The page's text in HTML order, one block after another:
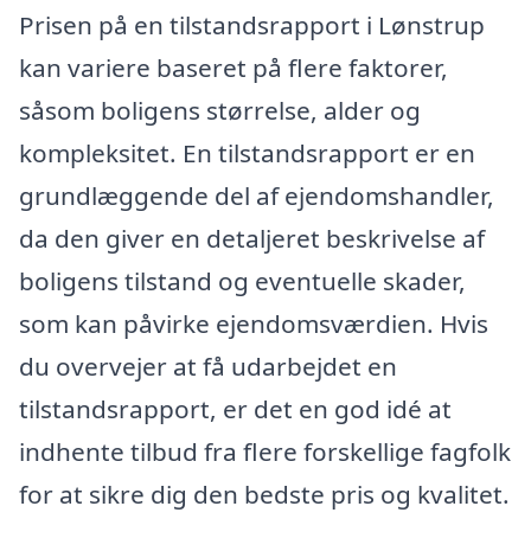
Prisen på en tilstandsrapport i Lønstrup
kan variere baseret på flere faktorer,
såsom boligens størrelse, alder og
kompleksitet. En tilstandsrapport er en
grundlæggende del af ejendomshandler,
da den giver en detaljeret beskrivelse af
boligens tilstand og eventuelle skader,
som kan påvirke ejendomsværdien. Hvis
du overvejer at få udarbejdet en
tilstandsrapport, er det en god idé at
indhente tilbud fra flere forskellige fagfolk
for at sikre dig den bedste pris og kvalitet.